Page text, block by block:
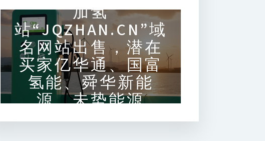
加氢
站“JQZHAN.CN”域
名网站出售，潜在
买家亿华通、国富
氢能、舜华新能
源、未势能源